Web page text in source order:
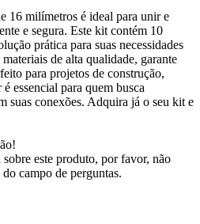
16 milímetros é ideal para unir e
e segura. Este kit contém 10
prática para suas necessidades
de alta qualidade, garante
para projetos de construção,
essencial para quem busca
suas conexões. Adquira já o seu kit e
este produto, por favor, não
campo de perguntas.